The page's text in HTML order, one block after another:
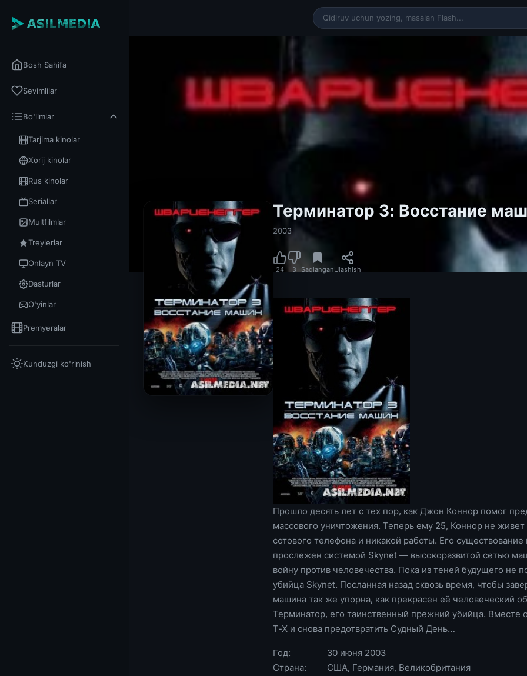
Bosh Sahifa
Sevimlilar
Bo'limlar
Tarjima kinolar
Xorij kinolar
Rus kinolar
Seriallar
Multfilmlar
Treylerlar
Onlayn TV
Dasturlar
O'yinlar
Premyeralar
Kunduzgi ko'rinish
Терминатор 3: Восстание
2003
24 3 SaqlanganUlashish
Прошло десять лет с тех пор, как Джон Коннор помог
массового уничтожения. Теперь ему 25, Коннор не
сотового телефона и никакой работы. Его
прослежен системой Skynet — высокоразвитой сетью
войну против человечества. Пока из теней будущего
убийца Skynet. Посланная назад сквозь время, чтобы
машина так же упорна, как прекрасен её человеческий
Терминатор, его таинственный прежний убийца.
T-X и снова предотвратить Судный День…
Год:
30 июня 2003
Страна:
США, Германия, Великобритания